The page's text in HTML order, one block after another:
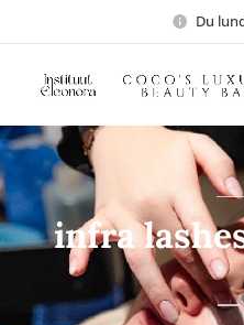
Du
infra